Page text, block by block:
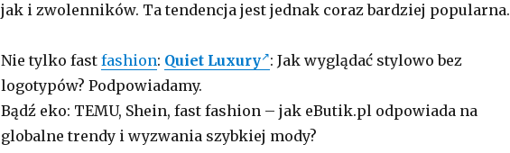
jak i zwolenników. Ta tendencja jest jednak coraz bardziej popularna.
Nie tylko fast fashion: Quiet Luxury : Jak wyglądać stylowo bez
logotypów? Podpowiadamy.
Bądź eko: TEMU, Shein, fast fashion – jak eButik.pl odpowiada na
globalne trendy i wyzwania szybkiej mody?